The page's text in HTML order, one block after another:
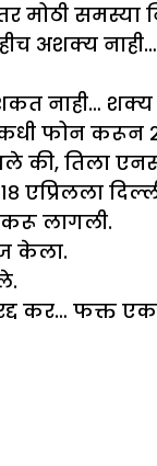
समस्या
नाही…
नाही… शक्य
फोन करून
की, तिला
एप्रिलला
लागली.
केला.
कर… फक्त